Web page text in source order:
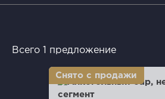
Всего 1 предложение